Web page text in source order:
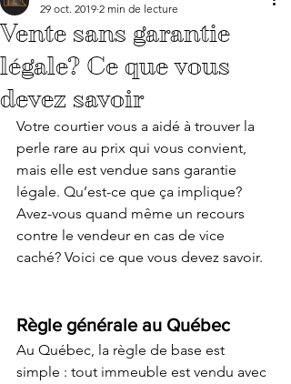
Vente sans garantie
légale? Ce que vous
devez savoir
29 oct. 2019 2 min de lecture
Votre courtier vous a aidé à trouver la
perle rare au prix qui vous convient,
mais elle est vendue sans garantie
légale. Qu’est-ce que ça implique?
Avez-vous quand même un recours
contre le vendeur en cas de vice
caché? Voici ce que vous devez savoir.
Règle générale au Québec
Au Québec, la règle de base est
simple : tout immeuble est vendu avec